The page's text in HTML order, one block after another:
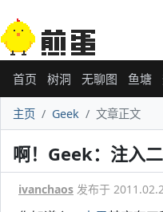
首页 树洞 无聊图 鱼塘
主页 Geek 文章正文
啊！Geek：注入
ivanchaos 发布于